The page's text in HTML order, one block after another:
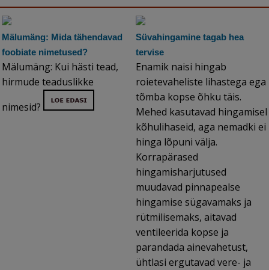
Mälumäng: Mida tähendavad
foobiate nimetused?
Mälumäng: Kui hästi tead,
hirmude teaduslikke
nimesid?
Süvahingamine tagab hea
tervise
Enamik naisi hingab
roietevaheliste lihastega ega
tõmba kopse õhku täis.
Mehed kasutavad hingamisel
kõhulihaseid, aga nemadki ei
hinga lõpuni välja.
Korrapärased
hingamisharjutused
muudavad pinnapealse
hingamise sügavamaks ja
rütmilisemaks, aitavad
ventileerida kopse ja
parandada ainevahetust,
ühtlasi ergutavad vere- ja